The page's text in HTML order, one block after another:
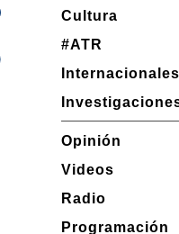
Cultura
#ATR
Internacionales
Opinión
Videos
Radio
Programación